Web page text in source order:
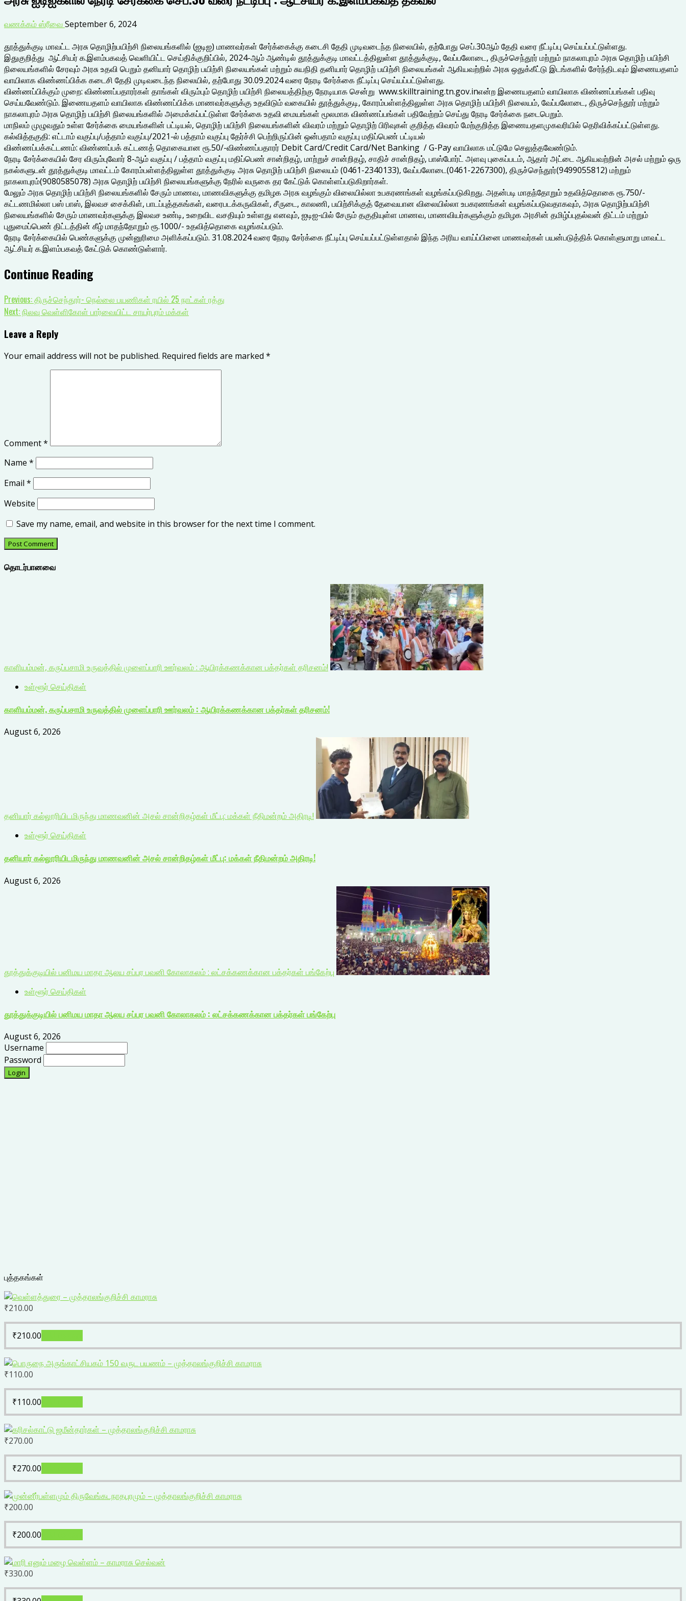
வணக்கம் ஸ்ரீவை September 6, 2024
தூத்துக்குடி மாவட்ட அரசு தொழிற்பயிற்சி நிலையங்களில் (ஐடிஐ) மாணவர்கள் சேர்க்கைக்கு கடைசி தேதி முடிவடைந்த நிலையில், தற்போது செப்.30ஆம் தேதி வரை நீட்டிப்பு செய்யப்பட்டுள்ளது.
இதுகுறித்து ஆட்சியர் க.இளம்பகவத் வெளியிட்ட செய்திக்குறிப்பில், 2024-ஆம் ஆண்டில் தூத்துக்குடி மாவட்டத்திலுள்ள தூத்துக்குடி, வேப்பலோடை, திருச்செந்தூர் மற்றும் நாகலாபுரம் அரசு தொழிற் பயிற்சி
நிலையங்களில் சேரவும் அரசு உதவி பெறும் தனியார் தொழிற் பயிற்சி நிலையங்கள் மற்றும் சுயநிதி தனியார் தொழிற் பயிற்சி நிலையங்கள் ஆகியவற்றில் அரசு ஒதுக்கீட்டு இடங்களில் சேர்ந்திடவும் இணையதளம்
வாயிலாக விண்ணப்பிக்க கடைசி தேதி முடிவடைந்த நிலையில், தற்போது 30.09.2024 வரை நேரடி சேர்க்கை நீட்டிப்பு செய்யப்பட்டுள்ளது.
விண்ணப்பிக்கும் முறை: விண்ணப்பதாரர்கள் தாங்கள் விரும்பும் தொழிற் பயிற்சி நிலையத்திற்கு நேரடியாக சென்று www.skilltraining.tn.gov.inஎன்ற இணையதளம் வாயிலாக விண்ணப்பங்கள் பதிவு
செய்யவேண்டும். இணையதளம் வாயிலாக விண்ணப்பிக்க மாணவர்களுக்கு உதவிடும் வகையில் தூத்துக்குடி, கோரம்பள்ளத்திலுள்ள அரசு தொழிற் பயிற்சி நிலையம், வேப்பலோடை, திருச்செந்தூர் மற்றும்
நாகலாபுரம் அரசு தொழிற் பயிற்சி நிலையங்களில் அமைக்கப்பட்டுள்ள சேர்க்கை உதவி மையங்கள் மூலமாக விண்ணப்பங்கள் பதிவேற்றம் செய்து நேரடி சேர்க்கை நடைபெறும்.
மாநிலம் முழுவதும் உள்ள சேர்க்கை மையங்களின் பட்டியல், தொழிற் பயிற்சி நிலையங்களின் விவரம் மற்றும் தொழிற் பிரிவுகள் குறித்த விவரம் மேற்குறித்த இணையதளமுகவரியில் தெரிவிக்கப்பட்டுள்ளது.
கல்வித்தகுதி: எட்டாம் வகுப்பு/பத்தாம் வகுப்பு/2021-ல் பத்தாம் வகுப்பு தேர்ச்சி பெற்றிருப்பின் ஒன்பதாம் வகுப்பு மதிப்பெண் பட்டியல்
விண்ணப்பக்கட்டணம்: விண்ணப்பக் கட்டணத் தொகையான ரூ.50/-விண்ணப்பதாரர் Debit Card/Credit Card/Net Banking / G-Pay வாயிலாக மட்டுமே செலுத்தவேண்டும்.
நேரடி சேர்க்கையில் சேர விரும்புவோர் 8-ஆம் வகுப்பு / பத்தாம் வகுப்பு மதிப்பெண் சான்றிதழ், மாற்றுச் சான்றிதழ், சாதிச் சான்றிதழ், பாஸ்போர்ட் அளவு புகைப்படம், ஆதார் அட்டை ஆகியவற்றின் அசல் மற்றும் ஒரு
நகல்களுடன் தூத்துக்குடி மாவட்டம் கோரம்பள்ளத்திலுள்ள தூத்துக்குடி அரசு தொழிற் பயிற்சி நிலையம் (0461-2340133), வேப்பலோடை(0461-2267300), திருச்செந்தூர்(9499055812) மற்றும்
நாகலாபுரம்(9080585078) அரசு தொழிற் பயிற்சி நிலையங்களுக்கு நேரில் வருகை தர கேட்டுக் கொள்ளப்படுகிறார்கள்.
மேலும் அரசு தொழிற் பயிற்சி நிலையங்களில் சேரும் மாணவ, மாணவிகளுக்கு தமிழக அரசு வழங்கும் விலையில்லா உபகரணங்கள் வழங்கப்படுகிறது. அதன்படி மாதந்தோறும் உதவித்தொகை ரூ.750/-
கட்டணமில்லா பஸ் பாஸ், இலவச சைக்கிள், பாடப்புத்தகங்கள், வரைபடக்கருவிகள், சீருடை, காலணி, பயிற்சிக்குத் தேவையான விலையில்லா உபகரணங்கள் வழங்கப்படுவதாகவும், அரசு தொழிற்பயிற்சி
நிலையங்களில் சேரும் மாணவர்களுக்கு இலவச உண்டி, உறைவிட வசதியும் உள்ளது எனவும், ஐடிஐ-யில் சேரும் தகுதியுள்ள மாணவ, மாணவியர்களுக்கும் தமிழக அரசின் தமிழ்ப்புதல்வன் திட்டம் மற்றும்
புதுமைப்பெண் திட்டத்தின் கீழ் மாதந்தோறும் ரூ.1000/- உதவித்தொகை வழங்கப்படும்.
நேரடி சேர்க்கையில் பெண்களுக்கு முன்னுரிமை அளிக்கப்படும். 31.08.2024 வரை நேரடி சேர்க்கை நீட்டிப்பு செய்யப்பட்டுள்ளதால் இந்த அரிய வாய்ப்பினை மாணவர்கள் பயன்படுத்திக் கொள்ளுமாறு மாவட்ட
ஆட்சியர் க.இளம்பகவத் கேட்டுக் கொண்டுள்ளார்.
Continue Reading
Previous:திருச்செந்தூர்- நெல்லை பயணிகள் ரயில் 25 நாட்கள் ரத்து
Next:நிலவு வெள்ளிகோள் பார்வையிட்ட சாயர்புரம் மக்கள்
Leave a Reply
Your email address will not be published. Required fields are marked *
Comment*
Name *
Email *
Website
Save my name, email, and website in this browser for the next time I comment.
தொடர்பானவை
காளியம்மன், கருப்பசாமி உருவத்தில் முளைப்பாரி ஊர்வலம் : ஆயிரக்கணக்கான பக்தர்கள் தரிசனம்!
உள்ளூர் செய்திகள்
காளியம்மன், கருப்பசாமி உருவத்தில் முளைப்பாரி ஊர்வலம் : ஆயிரக்கணக்கான பக்தர்கள் தரிசனம்!
August 6, 2026
தனியார் கல்லூரியிடமிருந்து மாணவனின் அசல் சான்றிதழ்கள் மீட்பு: மக்கள் நீதிமன்றம் அதிரடி!
உள்ளூர் செய்திகள்
தனியார் கல்லூரியிடமிருந்து மாணவனின் அசல் சான்றிதழ்கள் மீட்பு: மக்கள் நீதிமன்றம் அதிரடி!
August 6, 2026
தூத்துக்குடியில் பனிமய மாதா ஆலய சப்பர பவனி கோலாகலம் : லட்சக்கணக்கான பக்தர்கள் பங்கேற்பு
உள்ளூர் செய்திகள்
தூத்துக்குடியில் பனிமய மாதா ஆலய சப்பர பவனி கோலாகலம் : லட்சக்கணக்கான பக்தர்கள் பங்கேற்பு
August 6, 2026
Username
Password
புத்தகங்கள்
₹210.00
₹210.00
₹110.00
₹110.00
₹270.00
₹270.00
₹200.00
₹200.00
₹330.00